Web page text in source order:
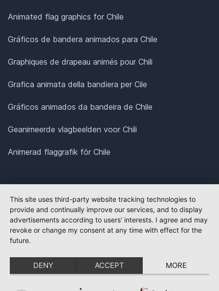
Animated flag graphics for Chile
Gráficos de bandera animados para Chile
Graphiques de drapeau animés pour Chili
Grafica animata della bandiera per Cile
Gráficos animados da bandeira de Chile
Geanimeerde vlagbeelden voor Chili
Animerad flaggrafik för Chile
This site uses third-party website tracking technologies to
provide and continually improve our services, and to display
advertisements according to users' interests. I agree and may
revoke or change my consent at any time with effect for the
future.
DENY ACCEPT MORE